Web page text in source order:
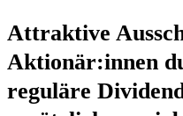
Attraktive
Aktionär:innen
reguläre